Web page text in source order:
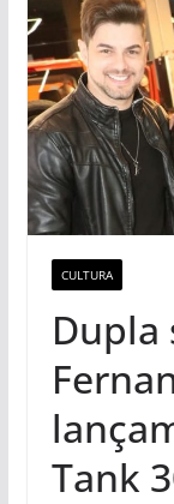
CULTURA
Dupla
Tank